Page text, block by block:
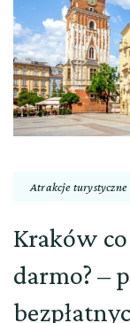
Atrakcje turystyczne
Kraków
darmo? –